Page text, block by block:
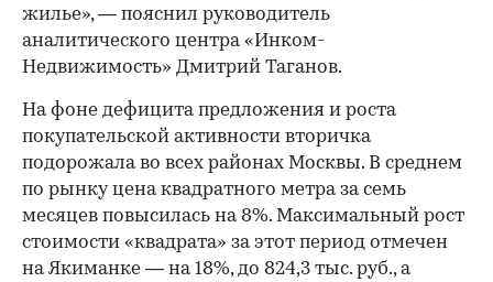
жилье», — пояснил руководитель
аналитического центра «Инком-
Недвижимость» Дмитрий Таганов.
На фоне дефицита предложения и роста
покупательской активности вторичка
подорожала во всех районах Москвы. В среднем
по рынку цена квадратного метра за семь
месяцев повысилась на 8%. Максимальный рост
стоимости «квадрата» за этот период отмечен
на Якиманке — на 18%, до 824,3 тыс. руб., а